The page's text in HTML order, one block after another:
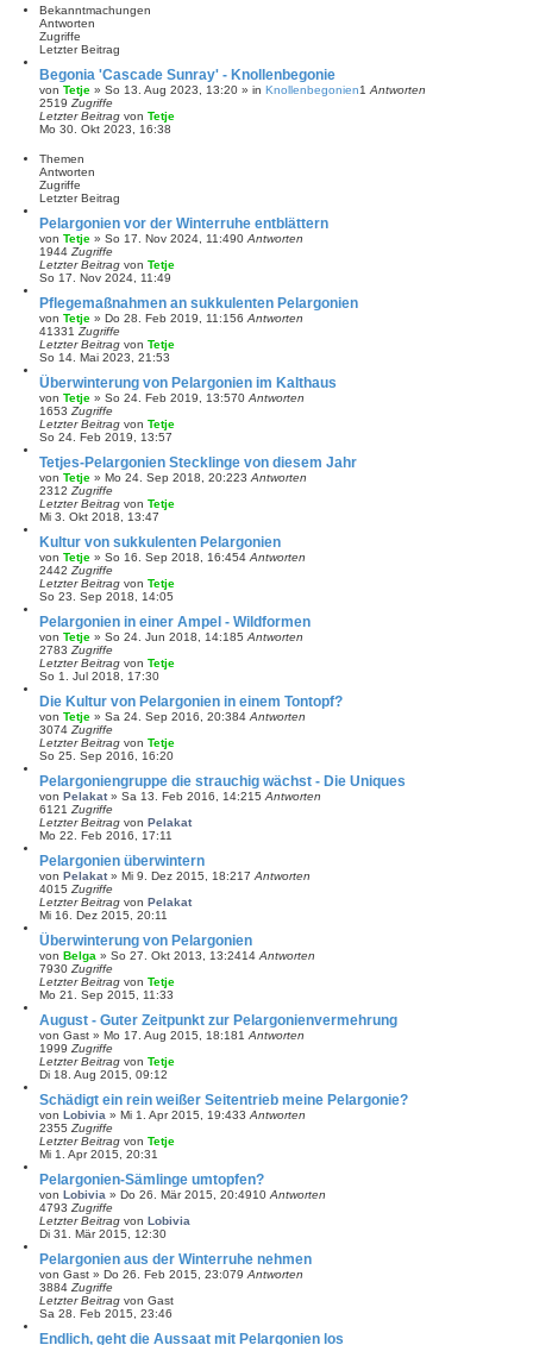
e
i
e
S
c
h
Bekanntmachungen
Antworten
Zugriffe
Letzter Beitrag
Begonia 'Cascade Sunray' - Knollenbegonie
von Tetje » So 13. Aug 2023, 13:20 » in Knollenbegonien1 Antworten
2519 Zugriffe
Letzter Beitrag von Tetje
Mo 30. Okt 2023, 16:38
Themen
Antworten
Zugriffe
Letzter Beitrag
Pelargonien vor der Winterruhe entblättern
von Tetje » So 17. Nov 2024, 11:490 Antworten
1944 Zugriffe
Letzter Beitrag von Tetje
So 17. Nov 2024, 11:49
Pflegemaßnahmen an sukkulenten Pelargonien
von Tetje » Do 28. Feb 2019, 11:156 Antworten
41331 Zugriffe
Letzter Beitrag von Tetje
So 14. Mai 2023, 21:53
Überwinterung von Pelargonien im Kalthaus
von Tetje » So 24. Feb 2019, 13:570 Antworten
1653 Zugriffe
Letzter Beitrag von Tetje
So 24. Feb 2019, 13:57
Tetjes-Pelargonien Stecklinge von diesem Jahr
von Tetje » Mo 24. Sep 2018, 20:223 Antworten
2312 Zugriffe
Letzter Beitrag von Tetje
Mi 3. Okt 2018, 13:47
Kultur von sukkulenten Pelargonien
von Tetje » So 16. Sep 2018, 16:454 Antworten
2442 Zugriffe
Letzter Beitrag von Tetje
So 23. Sep 2018, 14:05
Pelargonien in einer Ampel - Wildformen
von Tetje » So 24. Jun 2018, 14:185 Antworten
2783 Zugriffe
Letzter Beitrag von Tetje
So 1. Jul 2018, 17:30
Die Kultur von Pelargonien in einem Tontopf?
von Tetje » Sa 24. Sep 2016, 20:384 Antworten
3074 Zugriffe
Letzter Beitrag von Tetje
So 25. Sep 2016, 16:20
Pelargoniengruppe die strauchig wächst - Die Uniques
von Pelakat» Sa 13. Feb 2016, 14:215 Antworten
6121 Zugriffe
Letzter Beitrag von Pelakat
Mo 22. Feb 2016, 17:11
Pelargonien überwintern
von Pelakat» Mi 9. Dez 2015, 18:217 Antworten
4015 Zugriffe
Letzter Beitrag von Pelakat
Mi 16. Dez 2015, 20:11
Überwinterung von Pelargonien
von Belga » So 27. Okt 2013, 13:2414 Antworten
7930 Zugriffe
Letzter Beitrag von Tetje
Mo 21. Sep 2015, 11:33
August - Guter Zeitpunkt zur Pelargonienvermehrung
von Gast » Mo 17. Aug 2015, 18:181 Antworten
1999 Zugriffe
Letzter Beitrag von Tetje
Di 18. Aug 2015, 09:12
Schädigt ein rein weißer Seitentrieb meine Pelargonie?
von Lobivia » Mi 1. Apr 2015, 19:433 Antworten
2355 Zugriffe
Letzter Beitrag von Tetje
Mi 1. Apr 2015, 20:31
Pelargonien-Sämlinge umtopfen?
von Lobivia » Do 26. Mär 2015, 20:4910 Antworten
4793 Zugriffe
Letzter Beitrag von Lobivia
Di 31. Mär 2015, 12:30
Pelargonien aus der Winterruhe nehmen
von Gast » Do 26. Feb 2015, 23:079 Antworten
3884 Zugriffe
Letzter Beitrag von Gast
Sa 28. Feb 2015, 23:46
Endlich, geht die Aussaat mit Pelargonien los